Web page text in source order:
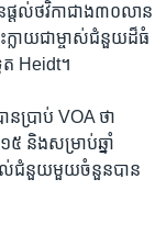
ផ្តល់​ថវិកា​ជាង​៣០លាន​
លាយ​ជា​ម្ចាស់​ជំនួយ​ដ៏​ធំ​
ត​ Heidt។​
ាន​ប្រាប់​ VOA ​ថា​
៥​ និង​សម្រាប់​ឆ្នាំ​
ល់​ជំនួយ​មួយ​ចំនួន​បាន​